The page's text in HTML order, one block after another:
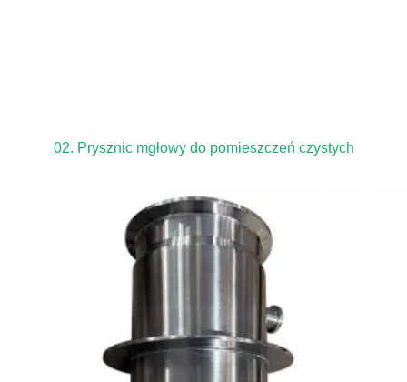
02. Prysznic mgłowy do pomieszczeń czystych